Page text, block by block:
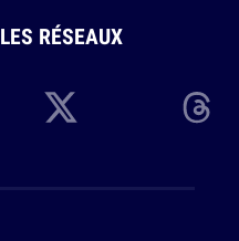
LES RÉSEAUX